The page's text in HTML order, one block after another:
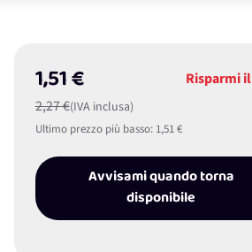
1,51 €
2,27 €(IVA inclusa)
Risparmi il
Ultimo prezzo più basso: 1,51 €
Avvisami quando torna
disponibile